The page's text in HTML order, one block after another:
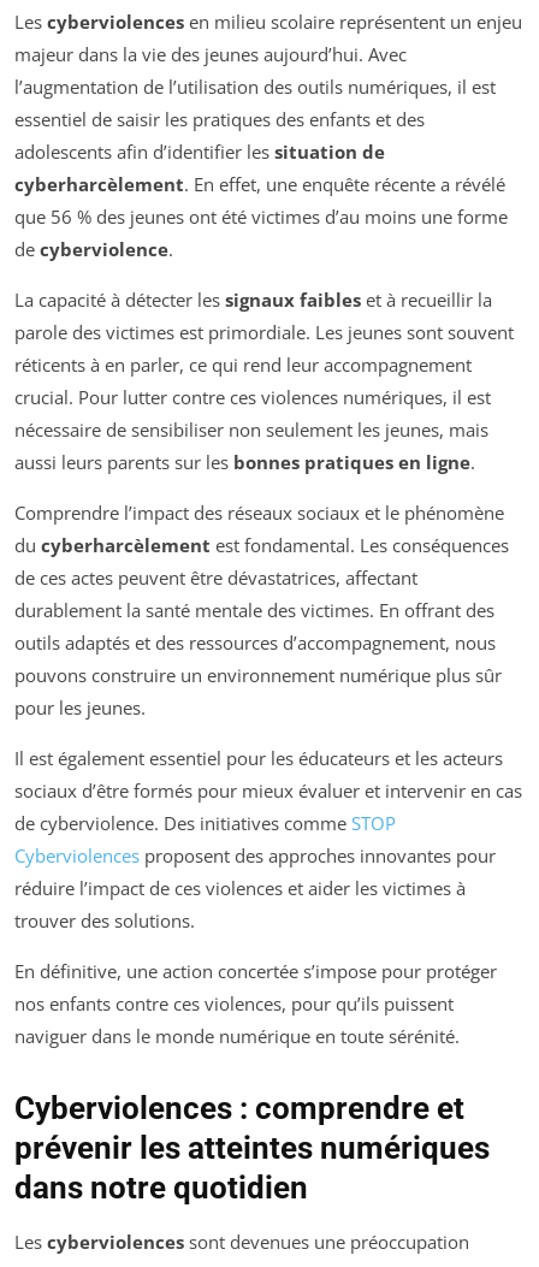
Les cyberviolences en milieu scolaire représentent un enjeu
majeur dans la vie des jeunes aujourd’hui. Avec
l’augmentation de l’utilisation des outils numériques, il est
essentiel de saisir les pratiques des enfants et des
adolescents afin d’identifier les situation de
cyberharcèlement. En effet, une enquête récente a révélé
que 56 % des jeunes ont été victimes d’au moins une forme
de cyberviolence.
La capacité à détecter les signaux faibles et à recueillir la
parole des victimes est primordiale. Les jeunes sont souvent
réticents à en parler, ce qui rend leur accompagnement
crucial. Pour lutter contre ces violences numériques, il est
nécessaire de sensibiliser non seulement les jeunes, mais
aussi leurs parents sur les bonnes pratiques en ligne.
Comprendre l’impact des réseaux sociaux et le phénomène
du cyberharcèlement est fondamental. Les conséquences
de ces actes peuvent être dévastatrices, affectant
durablement la santé mentale des victimes. En offrant des
outils adaptés et des ressources d’accompagnement, nous
pouvons construire un environnement numérique plus sûr
pour les jeunes.
Il est également essentiel pour les éducateurs et les acteurs
sociaux d’être formés pour mieux évaluer et intervenir en cas
de cyberviolence. Des initiatives comme STOP
Cyberviolences proposent des approches innovantes pour
réduire l’impact de ces violences et aider les victimes à
trouver des solutions.
En définitive, une action concertée s’impose pour protéger
nos enfants contre ces violences, pour qu’ils puissent
naviguer dans le monde numérique en toute sérénité.
Cyberviolences : comprendre et
prévenir les atteintes numériques
dans notre quotidien
Les cyberviolences sont devenues une préoccupation